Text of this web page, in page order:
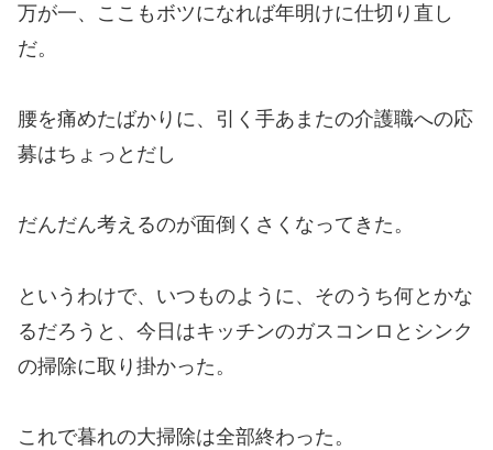
万が一、ここもボツになれば年明けに仕切り直し
だ。
腰を痛めたばかりに、引く手あまたの介護職への応
募はちょっとだし
だんだん考えるのが面倒くさくなってきた。
というわけで、いつものように、そのうち何とかな
るだろうと、今日はキッチンのガスコンロとシンク
の掃除に取り掛かった。
これで暮れの大掃除は全部終わった。